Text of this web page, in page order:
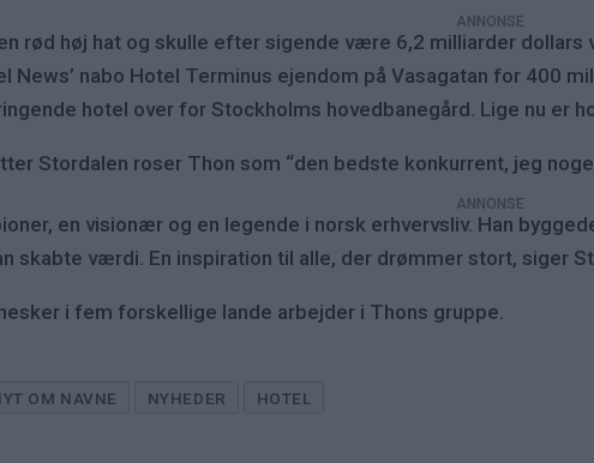
rød høj hat og skulle efter sigende være 6,2 milliarder
News’ nabo Hotel Terminus ejendom på Vasagatan for 400
hotel over for Stockholms hovedbanegård. Lige nu er
Stordalen roser Thon som “den bedste konkurrent, jeg
en visionær og en legende i norsk erhvervsliv. Han
skabte værdi. En inspiration til alle, der drømmer stort, siger
i fem forskellige lande arbejder i Thons gruppe.
OM NAVNE NYHEDER HOTEL